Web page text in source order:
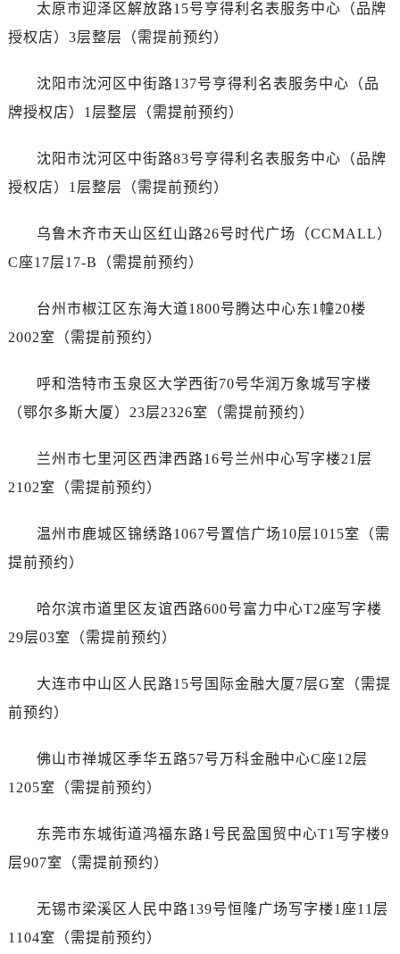
太原市迎泽区解放路15号亨得利名表服务中心（品牌
授权店）3层整层（需提前预约）
沈阳市沈河区中街路137号亨得利名表服务中心（品
牌授权店）1层整层（需提前预约）
沈阳市沈河区中街路83号亨得利名表服务中心（品牌
授权店）1层整层（需提前预约）
乌鲁木齐市天山区红山路26号时代广场（CCMALL）
C座17层17-B（需提前预约）
台州市椒江区东海大道1800号腾达中心东1幢20楼
2002室（需提前预约）
呼和浩特市玉泉区大学西街70号华润万象城写字楼
（鄂尔多斯大厦）23层2326室（需提前预约）
兰州市七里河区西津西路16号兰州中心写字楼21层
2102室（需提前预约）
温州市鹿城区锦绣路1067号置信广场10层1015室（需
提前预约）
哈尔滨市道里区友谊西路600号富力中心T2座写字楼
29层03室（需提前预约）
大连市中山区人民路15号国际金融大厦7层G室（需提
前预约）
佛山市禅城区季华五路57号万科金融中心C座12层
1205室（需提前预约）
东莞市东城街道鸿福东路1号民盈国贸中心T1写字楼9
层907室（需提前预约）
无锡市梁溪区人民中路139号恒隆广场写字楼1座11层
1104室（需提前预约）